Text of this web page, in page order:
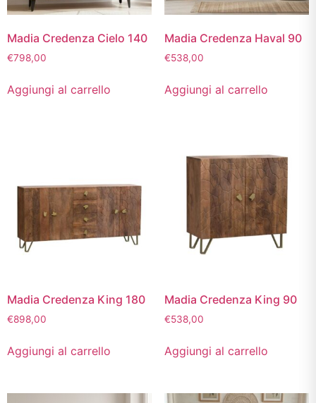
Madia Credenza Cielo 140
€798,00
Aggiungi al carrello
Madia Credenza Haval 90
€538,00
Aggiungi al carrello
Madia Credenza King 180
€898,00
Aggiungi al carrello
Madia Credenza King 90
€538,00
Aggiungi al carrello